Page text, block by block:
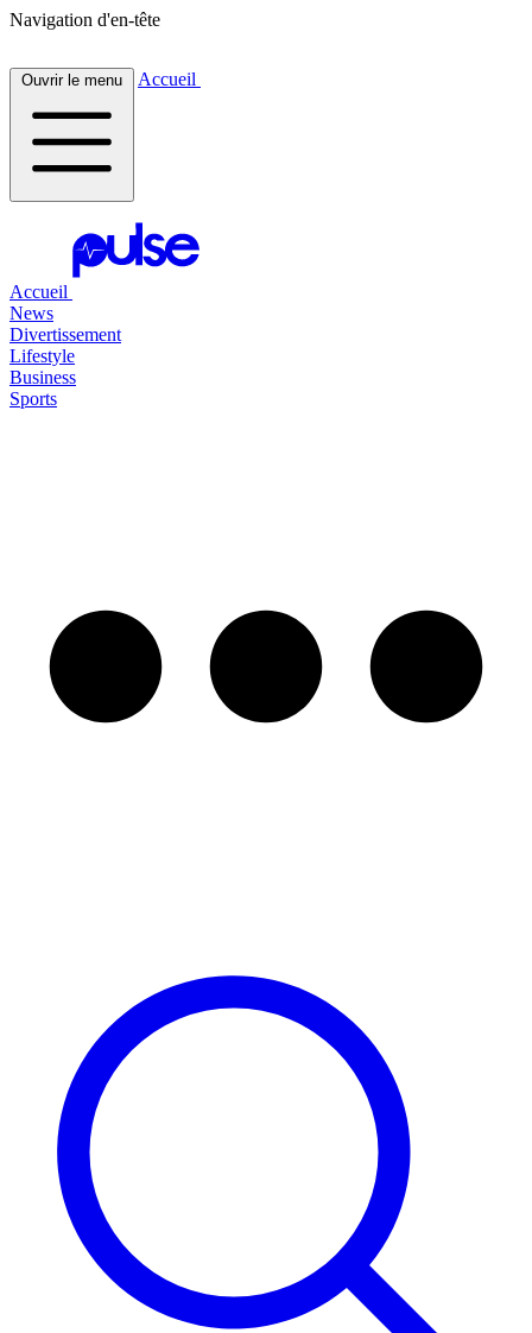
Navigation d'en-tête
Ouvrir le menu Accueil
Accueil
News
Divertissement
Lifestyle
Business
Sports